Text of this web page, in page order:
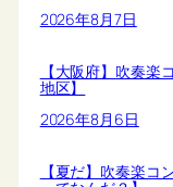
2026年8月7日
【大阪府】吹奏
地区】
2026年8月6日
【夏だ】吹奏楽